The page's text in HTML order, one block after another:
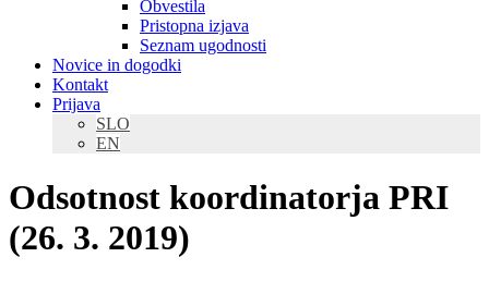
Obvestila
Pristopna izjava
Seznam ugodnosti
Novice in dogodki
Kontakt
Prijava
SLO
EN
Odsotnost koordinatorja PRI
(26. 3. 2019)